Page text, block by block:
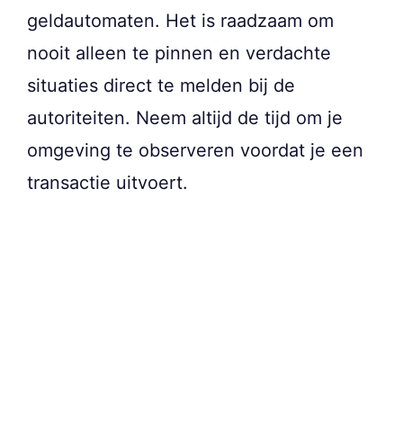
geldautomaten. Het is raadzaam om
nooit alleen te pinnen en verdachte
situaties direct te melden bij de
autoriteiten. Neem altijd de tijd om je
omgeving te observeren voordat je een
transactie uitvoert.